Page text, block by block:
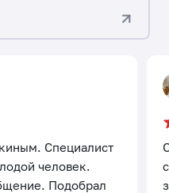
Специалист
человек.
Подобрал